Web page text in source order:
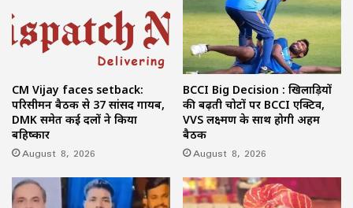
CM Vijay faces setback:
परिसीमन बैठक से 37 सांसद गायब,
DMK समेत कई दलों ने किया
बहिष्कार
August 8, 2026
BCCI Big Decision : खिलाड़ियों
की बढ़ती चोटों पर BCCI एक्टिव,
VVS लक्ष्मण के साथ होगी अहम
बैठक
August 8, 2026